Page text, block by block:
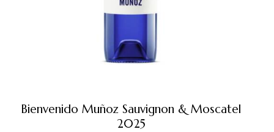
Bienvenido Muñoz Sauvignon & Moscatel
2025